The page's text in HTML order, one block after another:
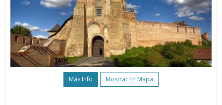
Más Info Mostrar En Mapa